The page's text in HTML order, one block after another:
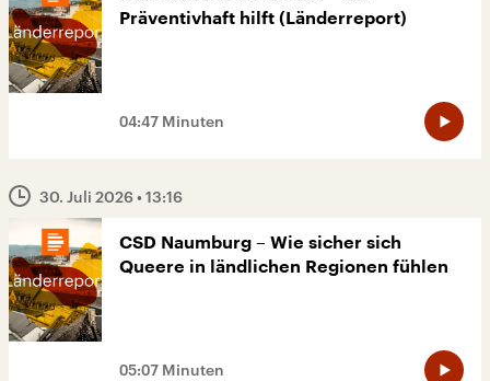
Präventivhaft hilft (Länderreport)
04:47 Minuten
30. Juli 2026• 13:16
CSD Naumburg – Wie sicher sich
Queere in ländlichen Regionen fühlen
05:07 Minuten